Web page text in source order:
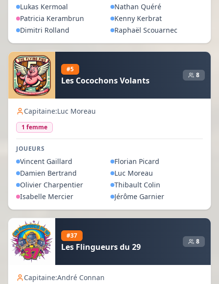
Lukas Kermoal Nathan Quéré
Patricia Kerambrun Kenny Kerbrat
Dimitri Rolland Raphaël Scouarnec
#5
Les Cocochons Volants
8
Capitaine:Luc Moreau
1 femme
JOUEURS
Vincent Gaillard Florian Picard
Damien Bertrand Luc Moreau
Olivier Charpentier Thibault Colin
Isabelle Mercier Jérôme Garnier
#37
Les Flingueurs du 29
8
Capitaine:André Connan